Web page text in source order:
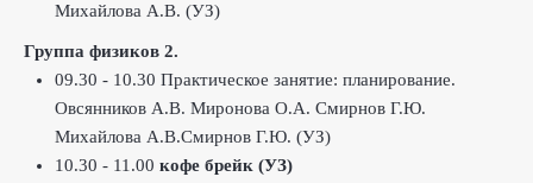
Михайлова А.В. (УЗ)
Группа физиков 2.
09.30 - 10.30 Практическое занятие: планирование.
Овсянников А.В. Миронова О.А. Смирнов Г.Ю.
Михайлова А.В.Смирнов Г.Ю. (УЗ)
10.30 - 11.00 кофе брейк (УЗ)